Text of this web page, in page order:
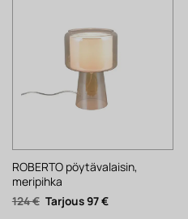
ROBERTO pöytävalaisin,
meripihka
124€ Alkuperäinen
hinta
97€Nykyinen